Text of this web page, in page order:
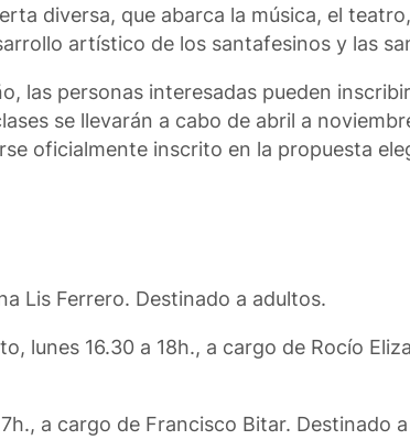
diversa, que abarca la música, el
artístico de los santafesinos y las
las personas interesadas pueden
se llevarán a cabo de abril a
oficialmente inscrito en la propuesta
Lis Ferrero. Destinado a adultos.
lunes 16.30 a 18h., a cargo de Rocío
a cargo de Francisco Bitar. Destinado